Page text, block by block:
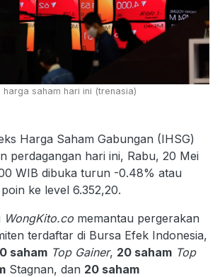
saham hari ini (trenasia)
Harga Saham Gabungan (IHSG)
perdagangan hari ini, Rabu, 20 Mei
WIB dibuka turun -0.48% atau
ke level 6.352,20.
WongKito.co memantau pergerakan
terdaftar di Bursa Efek Indonesia,
saham Top Gainer, 20 saham Top
Stagnan, dan 20 saham